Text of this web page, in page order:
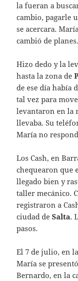
la fueran a
cambio, pagarle
se acercara.
cambió de planes.
Hizo dedo y la
hasta la zona de
de ese día había
tal vez para
levantaron en la
llevaba. Su
María no
Los Cash, en
chequearon que
llegado bien y
taller mecánico.
registraron a
ciudad deSalta.
pasos.
El 7 de julio, en
María se
Bernardo, en la